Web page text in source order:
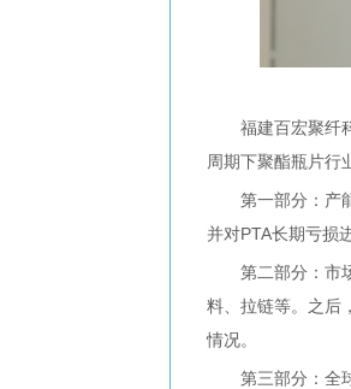
福建百宏聚纤科
周期下聚酯瓶片行
第一部分：产能
并对PTA长期亏损
第二部分：市场
料、拉链等。之后
情况。
第三部分：全球